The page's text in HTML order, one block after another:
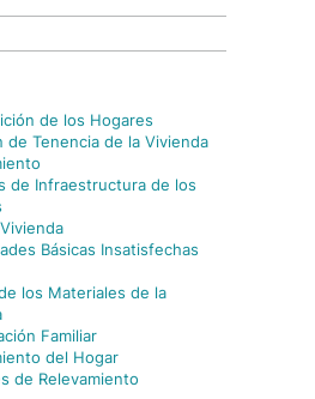
de los Hogares
de Tenencia de la Vivienda
de Infraestructura de los
Básicas Insatisfechas
los Materiales de la
Familiar
del Hogar
de Relevamiento